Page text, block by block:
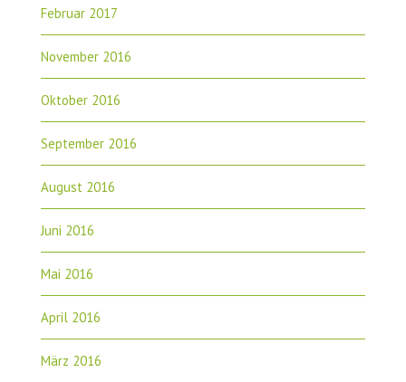
Februar 2017
November 2016
Oktober 2016
September 2016
August 2016
Juni 2016
Mai 2016
April 2016
März 2016